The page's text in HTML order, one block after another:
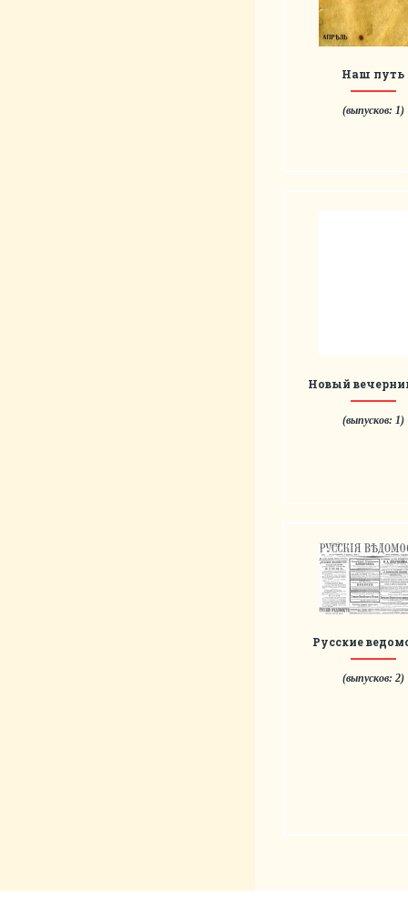
Наш путь
(выпусков: 1)
Новый
(выпусков: 1)
Русские
(выпусков: 2)